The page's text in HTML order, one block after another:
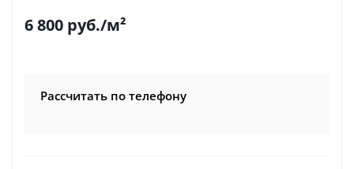
6 800 руб./м²
Рассчитать по телефону